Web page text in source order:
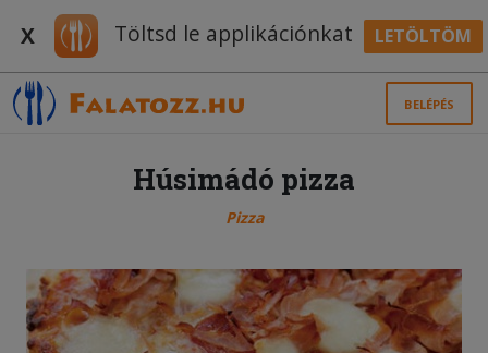
X Töltsd le applikációnkat LETÖLTÖM
BELÉPÉS
Húsimádó pizza
Pizza